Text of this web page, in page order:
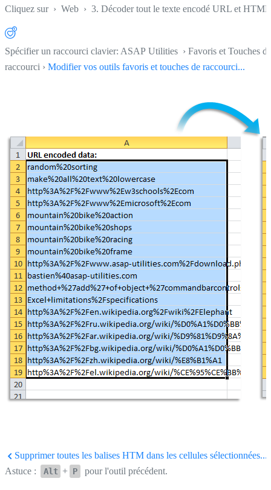
Cliquez sur › Web › 3. Décoder tout le texte encodé URL et HTML
Spécifier un raccourci clavier: ASAP Utilities › Favoris et Touches de
raccourci › Modifier vos outils favoris et touches de raccourci...
Supprimer toutes les balises HTM dans les cellules sélectionnées...
Astuce :
Alt + P pour l'outil précédent.